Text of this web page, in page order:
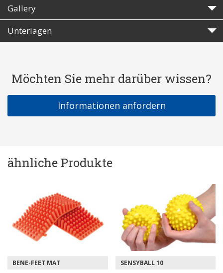
Gallery
Unterlagen
Möchten Sie mehr darüber wissen?
Informationen anfordern
ähnliche Produkte